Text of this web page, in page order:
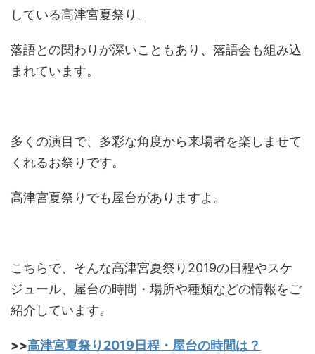
している高津宮夏祭り。
落語との関わりが深いこともあり、落語会も組み込
まれています。
多くの演目で、多彩な角度から来場者を楽しませて
くれるお祭りです。
高津宮夏祭りでも屋台がありますよ。
こちらで、そんな高津宮夏祭り2019の日程やスケ
ジュール、屋台の時間・場所や種類などの情報をご
紹介しています。
>>高津宮夏祭り2019日程・屋台の時間は？